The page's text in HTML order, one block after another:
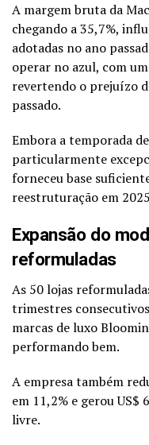
A margem bruta da
chegando a 35,7%,
adotadas no ano
operar no azul, com
revertendo o prejuízo
passado.
Embora a temporada
particularmente
forneceu base
reestruturação em
Expansão do
reformuladas
As 50 lojas
trimestres
marcas de luxo
performando bem.
A empresa também
em 11,2% e gerou US$
livre.